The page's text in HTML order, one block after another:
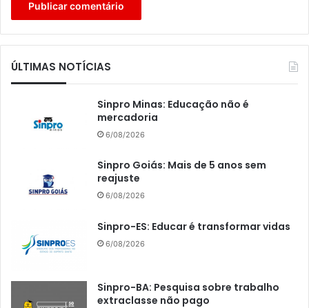
ÚLTIMAS NOTÍCIAS
Sinpro Minas: Educação não é
mercadoria
6/08/2026
Sinpro Goiás: Mais de 5 anos sem
reajuste
6/08/2026
Sinpro-ES: Educar é transformar vidas
6/08/2026
Sinpro-BA: Pesquisa sobre trabalho
extraclasse não pago